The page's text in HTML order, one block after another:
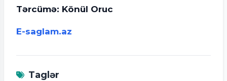
Tərcümə: Könül Oruc
E-saglam.az
Taglər